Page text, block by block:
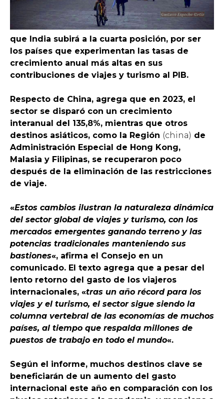
que India subirá a la cuarta posición, por ser
los países que experimentan las tasas de
crecimiento anual más altas en sus
contribuciones de viajes y turismo al PIB.
Respecto de China, agrega que en 2023, el
sector se disparó con un crecimiento
interanual del 135,8%, mientras que otros
destinos asiáticos, como la Región (china) de
Administración Especial de Hong Kong,
Malasia y Filipinas, se recuperaron poco
después de la eliminación de las restricciones
de viaje.
«Estos cambios ilustran la naturaleza dinámica
del sector global de viajes y turismo, con los
mercados emergentes ganando terreno y las
potencias tradicionales manteniendo sus
bastiones«, afirma el Consejo en un
comunicado. El texto agrega que a pesar del
lento retorno del gasto de los viajeros
internacionales, «tras un año récord para los
viajes y el turismo, el sector sigue siendo la
columna vertebral de las economías de muchos
países, al tiempo que respalda millones de
puestos de trabajo en todo el mundo«.
Según el informe, muchos destinos clave se
beneficiarán de un aumento del gasto
internacional este año en comparación con los